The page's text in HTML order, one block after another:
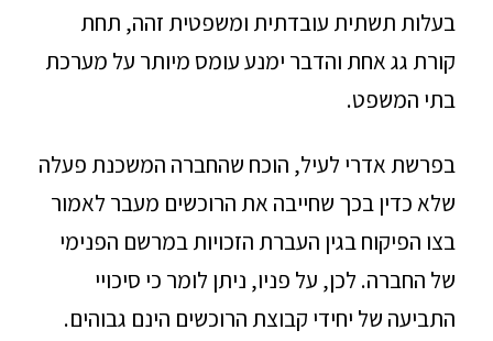
בעלות תשתית עובדתית ומשפטית זהה, תחת
קורת גג אחת והדבר ימנע עומס מיותר על מערכת
בתי המשפט.
בפרשת אדרי לעיל, הוכח שהחברה המשכנת פעלה
שלא כדין בכך שחייבה את הרוכשים מעבר לאמור
בצו הפיקוח בגין העברת הזכויות במרשם הפנימי
של החברה. לכן, על פניו, ניתן לומר כי סיכויי
התביעה של יחידי קבוצת הרוכשים הינם גבוהים.